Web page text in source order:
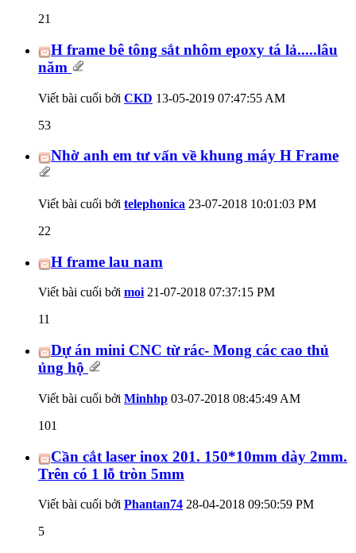
21
H frame bê tông sắt nhôm epoxy tá lả.....lâu
năm
Viết bài cuối bởi CKD 13-05-2019 07:47:55 AM
53
Nhờ anh em tư vấn về khung máy H Frame
Viết bài cuối bởi telephonica 23-07-2018 10:01:03 PM
22
H frame lau nam
Viết bài cuối bởi moi21-07-2018 07:37:15 PM
11
Dự án mini CNC từ rác- Mong các cao thủ
ủng hộ
Viết bài cuối bởi Minhhp 03-07-2018 08:45:49 AM
101
Cần cắt laser inox 201. 150*10mm dày 2mm.
Trên có 1 lỗ tròn 5mm
Viết bài cuối bởi Phantan74 28-04-2018 09:50:59 PM
5